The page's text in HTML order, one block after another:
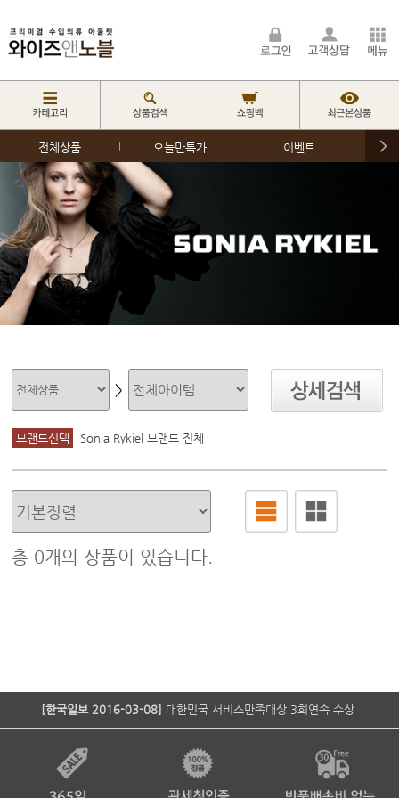
전체상품 오늘만특가 이벤트
>
브랜드선택 Sonia Rykiel 브랜드 전체
총 0개의 상품이 있습니다.
[한국일보 2016-03-08] 대한민국 서비스만족대상 3회연속 수상